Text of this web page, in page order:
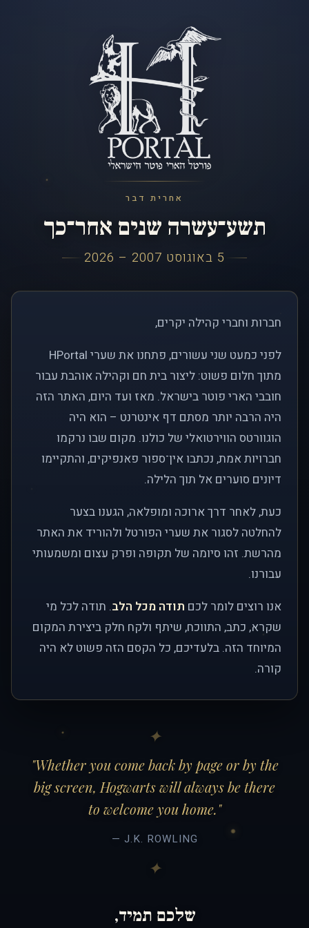
אחרית דבר
תשע־עשרה שנים אחר־כך
5 באוגוסט 2007 – 2026
חברות וחברי קהילה יקרים,
לפני כמעט שני עשורים, פתחנו את שערי HPortal
מתוך חלום פשוט: ליצור בית חם וקהילה אוהבת עבור
חובבי הארי פוטר בישראל. מאז ועד היום, האתר הזה
היה הרבה יותר מסתם דף אינטרנט – הוא היה
הוגוורטס הווירטואלי של כולנו. מקום שבו נרקמו
חברויות אמת, נכתבו אין־ספור פאנפיקים, והתקיימו
דיונים סוערים אל תוך הלילה.
כעת, לאחר דרך ארוכה ומופלאה, הגענו בצער
להחלטה לסגור את שערי הפורטל ולהוריד את האתר
מהרשת. זהו סיומה של תקופה ופרק עצום ומשמעותי
עבורנו.
אנו רוצים לומר לכם תודה מכל הלב. תודה לכל מי
שקרא, כתב, התווכח, שיתף ולקח חלק ביצירת המקום
המיוחד הזה. בלעדיכם, כל הקסם הזה פשוט לא היה
קורה.
"Whether you come back by page or by the
big screen, Hogwarts will always be there
to welcome you home."
— J.K. ROWLING
שלכם תמיד,